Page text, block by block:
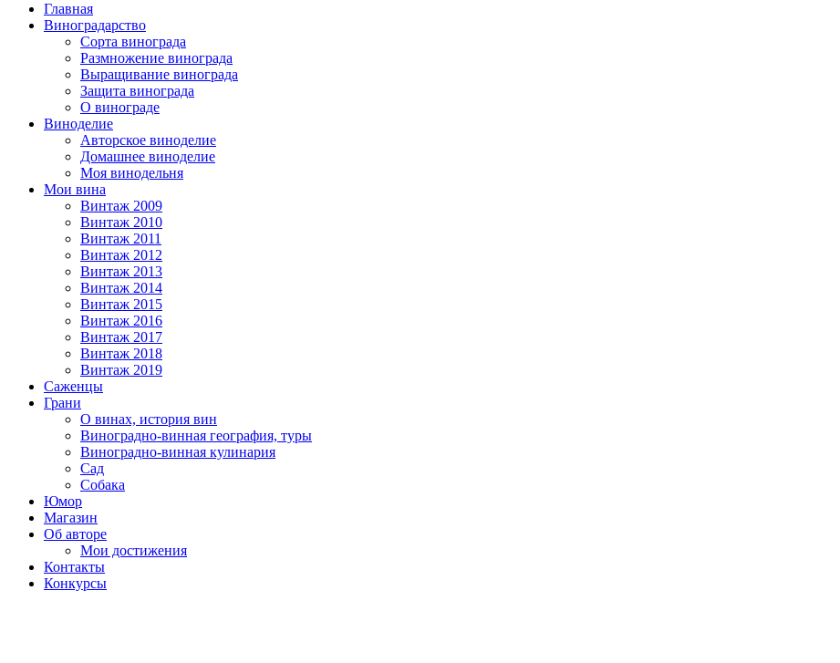
Главная
Виноградарство
Сорта винограда
Размножение винограда
Выращивание винограда
Защита винограда
О винограде
Виноделие
Авторское виноделие
Домашнее виноделие
Моя винодельня
Мои вина
Винтаж 2009
Винтаж 2010
Винтаж 2011
Винтаж 2012
Винтаж 2013
Винтаж 2014
Винтаж 2015
Винтаж 2016
Винтаж 2017
Винтаж 2018
Винтаж 2019
Саженцы
Грани
О винах, история вин
Виноградно-винная география, туры
Виноградно-винная кулинария
Сад
Собака
Юмор
Магазин
Об авторе
Мои достижения
Контакты
Конкурсы